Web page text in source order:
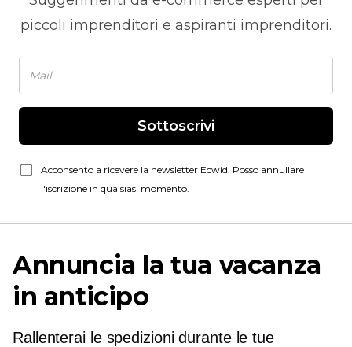
piccoli imprenditori e aspiranti imprenditori.
Sottoscrivi
Acconsento a ricevere la newsletter Ecwid. Posso annullare
l'iscrizione in qualsiasi momento.
Annuncia la tua vacanza
in anticipo
Rallenterai le spedizioni durante le tue